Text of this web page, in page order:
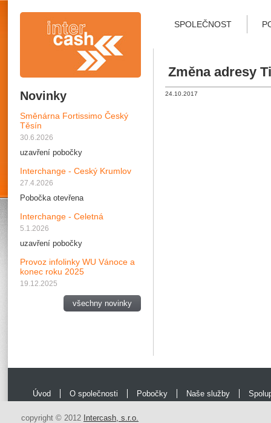
SPOLEČNOST
Novinky
Směnárna Fortissimo Český
Těsín
30.6.2026
uzavření pobočky
Interchange - Ceský Krumlov
27.4.2026
Pobočka otevřena
Interchange - Celetná
5.1.2026
uzavření pobočky
Provoz infolinky WU Vánoce a
konec roku 2025
19.12.2025
všechny novinky
Změna adresy
24.10.2017
Úvod O společnosti Pobočky Naše služby
copyright © 2012 Intercash, s.r.o.